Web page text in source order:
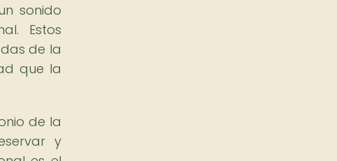
sonido
Estos
de la
que la
de la
y